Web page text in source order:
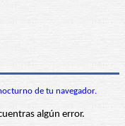
de tu navegador.
algún error.